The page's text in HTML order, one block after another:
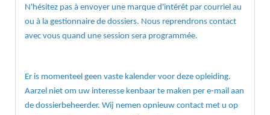
N'hésitez pas à envoyer une marque d'intérêt par courriel au
ou à la gestionnaire de dossiers. Nous reprendrons contact
avec vous quand une session sera programmée.
Er is momenteel geen vaste kalender voor deze opleiding.
Aarzel niet om uw interesse kenbaar te maken per e-mail aan
de dossierbeheerder. Wij nemen opnieuw contact met u op